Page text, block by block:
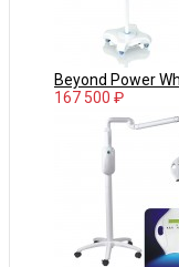
Beyond Power
167 500 ₽